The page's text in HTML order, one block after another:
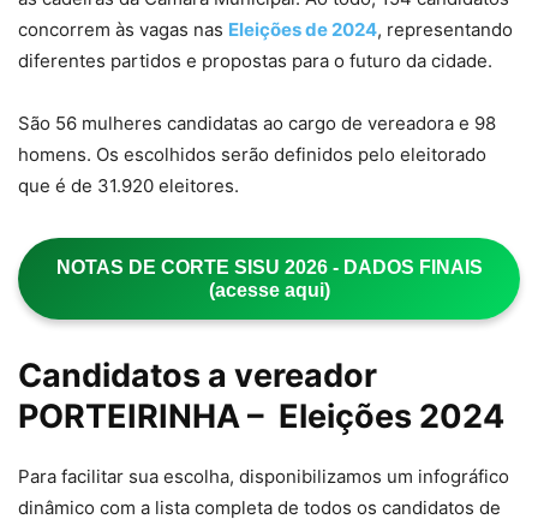
concorrem às vagas nas Eleições de 2024, representando
diferentes partidos e propostas para o futuro da cidade.
São 56 mulheres candidatas ao cargo de vereadora e 98
homens. Os escolhidos serão definidos pelo eleitorado
que é de 31.920 eleitores.
NOTAS DE CORTE SISU 2026 - DADOS FINAIS
(acesse aqui)
Candidatos a vereador
PORTEIRINHA – Eleições 2024
Para facilitar sua escolha, disponibilizamos um infográfico
dinâmico com a lista completa de todos os candidatos de